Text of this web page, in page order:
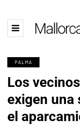
PALMA
Los
exigen una
el